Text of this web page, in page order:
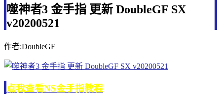
噬神者3 金手指 更新 DoubleGF SX
v20200521
作者:DoubleGF
点我查看NS金手指教程